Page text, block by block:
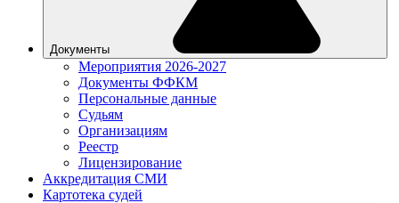
Документы
Мероприятия 2026-2027
Документы ФФКМ
Персональные данные
Судьям
Организациям
Реестр
Лицензирование
Аккредитация СМИ
Картотека судей